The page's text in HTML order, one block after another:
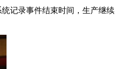
记录事件结束时间，生产继续